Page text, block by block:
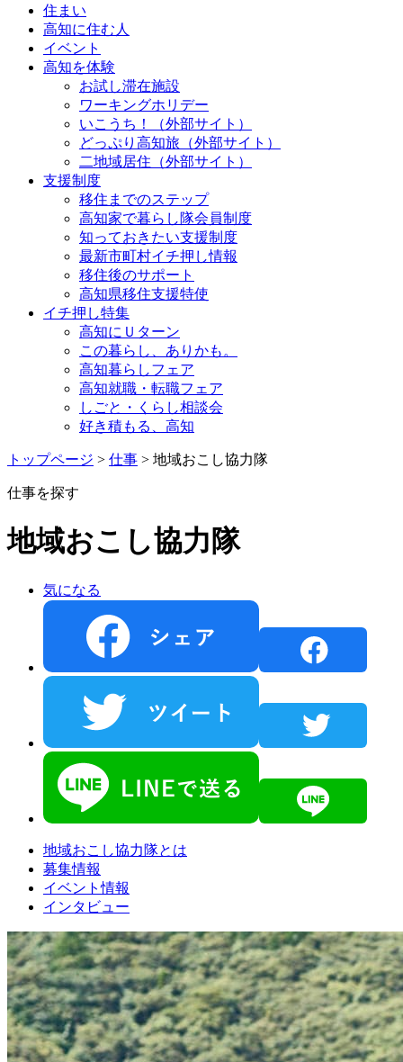
住まい
高知に住む人
イベント
高知を体験
お試し滞在施設
ワーキングホリデー
いこうち！（外部サイト）
どっぷり高知旅（外部サイト）
二地域居住（外部サイト）
支援制度
移住までのステップ
高知家で暮らし隊会員制度
知っておきたい支援制度
最新市町村イチ押し情報
移住後のサポート
高知県移住支援特使
イチ押し特集
高知にＵターン
この暮らし、ありかも。
高知暮らしフェア
高知就職・転職フェア
しごと・くらし相談会
好き積もる、高知
トップページ > 仕事 > 地域おこし協力隊
仕事を探す
地域おこし協力隊
気になる
地域おこし協力隊とは
募集情報
イベント情報
インタビュー